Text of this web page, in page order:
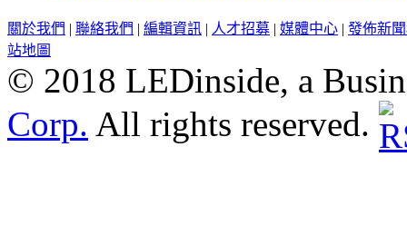
關於我們 | 聯絡我們 | 編輯資訊 | 人才招募 | 媒體中心 | 發佈新
站地圖
© 2018 LEDinside, a
Corp. All rights reserved.